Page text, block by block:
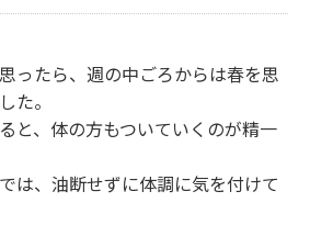
ったら、週の中ごろからは春を思
た。
と、体の方もついていくのが精一
は、油断せずに体調に気を付けて